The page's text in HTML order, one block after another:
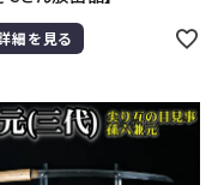
細を見る